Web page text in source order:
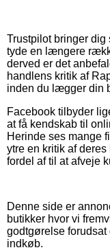
Trustpilot bringer dig
tyde en længere
derved er det
handlens kritik af
inden du lægger din
Facebook tilbyder
at få kendskab til
Herinde ses mange
ytre en kritik af
fordel af til at afveje
Denne side er
butikker hvor vi
godtgørelse
indkøb.